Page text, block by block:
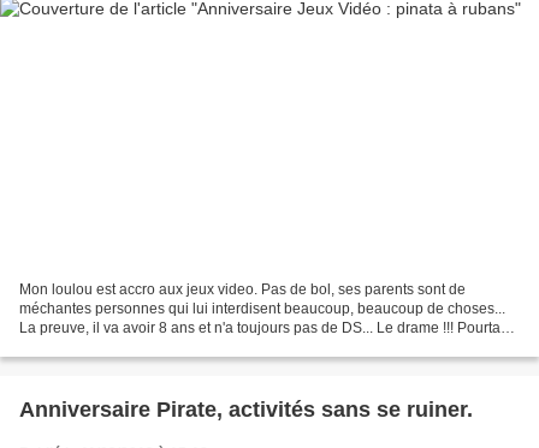
Mon loulou est accro aux jeux video. Pas de bol, ses parents sont de
méchantes personnes qui lui interdisent beaucoup, beaucoup de choses...
La preuve, il va avoir 8 ans et n'a toujours pas de DS... Le drame !!! Pourtant,
Anniversaire Pirate, activités sans se ruiner.